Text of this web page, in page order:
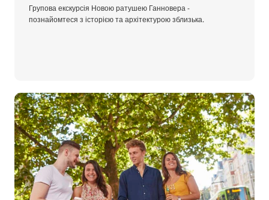
Групова екскурсія Новою ратушею Ганновера -
познайомтеся з історією та архітектурою зблизька.